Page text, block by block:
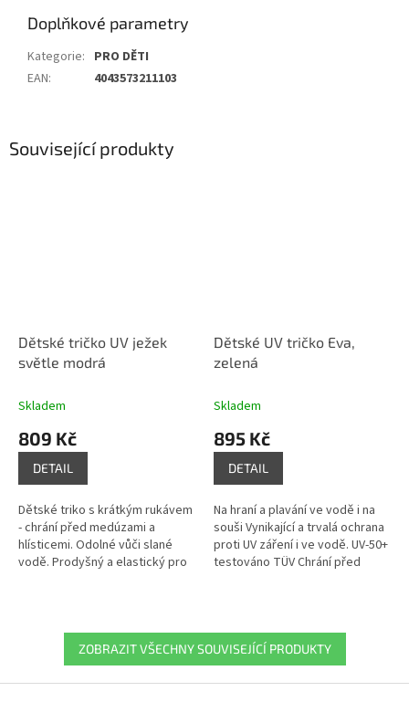
Související produkty
Dětské tričko UV ježek
světle modrá
Skladem
809 Kč
DETAIL
Dětské triko s krátkým rukávem
- chrání před medúzami a
hlísticemi. Odolné vůči slané
vodě. Prodyšný a elastický pro
Dětské UV tričko Eva,
zelená
Skladem
895 Kč
DETAIL
Na hraní a plavání ve vodě i na
souši Vynikající a trvalá ochrana
proti UV záření i ve vodě. UV-50+
testováno TÜV Chrání před
ZOBRAZIT VŠECHNY SOUVISEJÍCÍ PRODUKTY
Doplňkové parametry
Kategorie: PRO DĚTI
EAN: 4043573211103